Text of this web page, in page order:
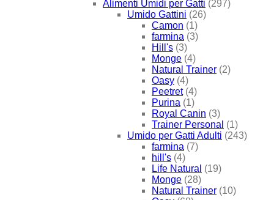
Alimenti Umidi per Gatti (297)
Umido Gattini (26)
Camon (1)
farmina (3)
Hill's (3)
Monge (4)
Natural Trainer (2)
Oasy (4)
Peetret (4)
Purina (1)
Royal Canin (3)
Trainer Personal (1)
Umido per Gatti Adulti (243)
farmina (7)
hill's (4)
Life Natural (19)
Monge (28)
Natural Trainer (10)